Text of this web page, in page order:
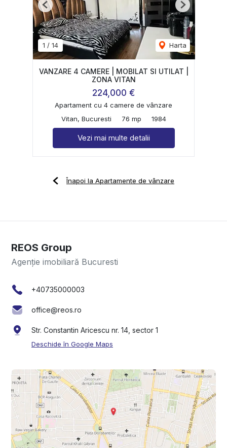
1 / 14 Harta
Previous Next
VANZARE 4 CAMERE | MOBILAT SI UTILAT |
ZONA VITAN
224,000 €
Apartament cu 4 camere de vânzare
Vitan, Bucuresti
76 mp 1984
Vezi mai multe detalii
Înapoi la Apartamente de vânzare
REOS Group
Agenție imobiliară Bucuresti
+40735000003
office@reos.ro
Str. Constantin Aricescu nr. 14, sector 1
Deschide în Google Maps